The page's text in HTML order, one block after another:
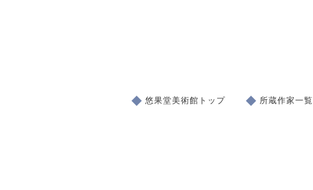
悠果堂美術館トップ 所蔵作家一覧